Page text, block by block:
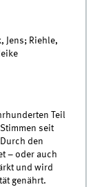
Jens; Riehle,
Teil
seit
den
– oder auch
und wird
genährt.